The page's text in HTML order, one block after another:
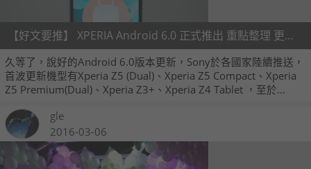
【好文要推】 XPERIA Android 6.0 正式推出 重點整理 更快速、更省電、更安全
久等了，說好的Android 6.0版本更新，Sony於各國家陸續推送，
首波更新機型有Xperia Z5 (Dual)、Xperia Z5 Compact、Xperia
Z5 Premium(Dual)、Xperia Z3+、Xperia Z4 Tablet ，至於
gle
2016-03-06